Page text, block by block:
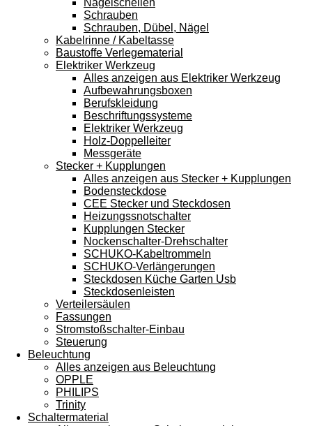
Schrauben
Schrauben, Dübel, Nägel
Kabelrinne / Kabeltasse
Baustoffe Verlegematerial
Elektriker Werkzeug
Alles anzeigen aus Elektriker Werkzeug
Aufbewahrungsboxen
Berufskleidung
Beschriftungssysteme
Elektriker Werkzeug
Holz-Doppelleiter
Messgeräte
Stecker + Kupplungen
Alles anzeigen aus Stecker + Kupplungen
Bodensteckdose
CEE Stecker und Steckdosen
Heizungssnotschalter
Kupplungen Stecker
Nockenschalter-Drehschalter
SCHUKO-Kabeltrommeln
SCHUKO-Verlängerungen
Steckdosen Küche Garten Usb
Steckdosenleisten
Verteilersäulen
Fassungen
Stromstoßschalter-Einbau
Steuerung
Beleuchtung
Alles anzeigen aus Beleuchtung
OPPLE
PHILIPS
Trinity
Schaltermaterial